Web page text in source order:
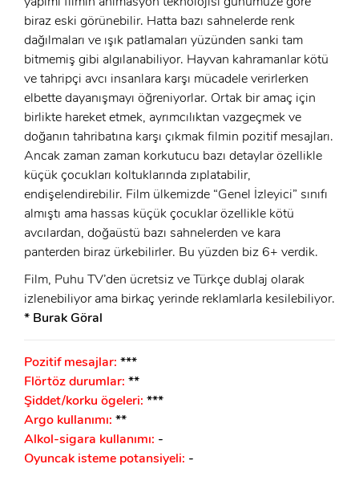
Şifre:
Beni Hatırla
GIRIŞ
Şifre:
ÜYE OL
GIRIŞ
biraz eski görünebilir. Hatta bazı sahnelerde renk
dağılmaları ve ışık patlamaları yüzünden sanki tam
bitmemiş gibi algılanabiliyor. Hayvan kahramanlar kötü
ve tahripçi avcı insanlara karşı mücadele verirlerken
elbette dayanışmayı öğreniyorlar. Ortak bir amaç için
birlikte hareket etmek, ayrımcılıktan vazgeçmek ve
doğanın tahribatına karşı çıkmak filmin pozitif mesajları.
Ancak zaman zaman korkutucu bazı detaylar özellikle
küçük çocukları koltuklarında zıplatabilir,
endişelendirebilir. Film ülkemizde “Genel İzleyici” sınıfı
almıştı ama hassas küçük çocuklar özellikle kötü
avcılardan, doğaüstü bazı sahnelerden ve kara
panterden biraz ürkebilirler. Bu yüzden biz 6+ verdik.
Film, Puhu TV’den ücretsiz ve Türkçe dublaj olarak
izlenebiliyor ama birkaç yerinde reklamlarla kesilebiliyor.
* Burak Göral
Pozitif mesajlar: ***
Flörtöz durumlar: **
Şiddet/korku ögeleri: ***
Argo kullanımı: **
Alkol-sigara kullanımı: -
Oyuncak isteme potansiyeli: -